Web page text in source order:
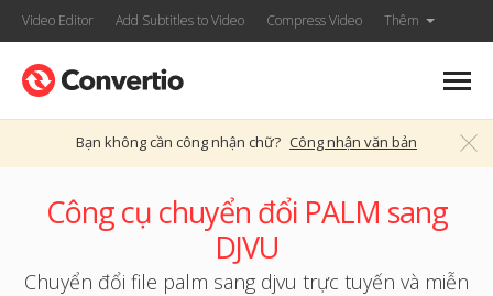
Video Editor Add Subtitles to Video Compress Video Thêm
Bạn không cần công nhận chữ? Công nhận văn bản
Công cụ chuyển đổi PALM sang
DJVU
Chuyển đổi file palm sang djvu trực tuyến và miễn